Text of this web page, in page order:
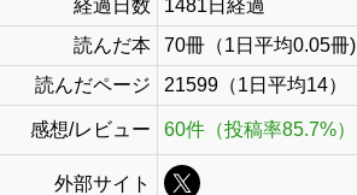
経過日数
1481日経過
読んだ本
70冊（1日平均0.05冊)
読んだページ
21599（1日平均14）
感想/レビュー 60件（投稿率85.7%）
外部サイト